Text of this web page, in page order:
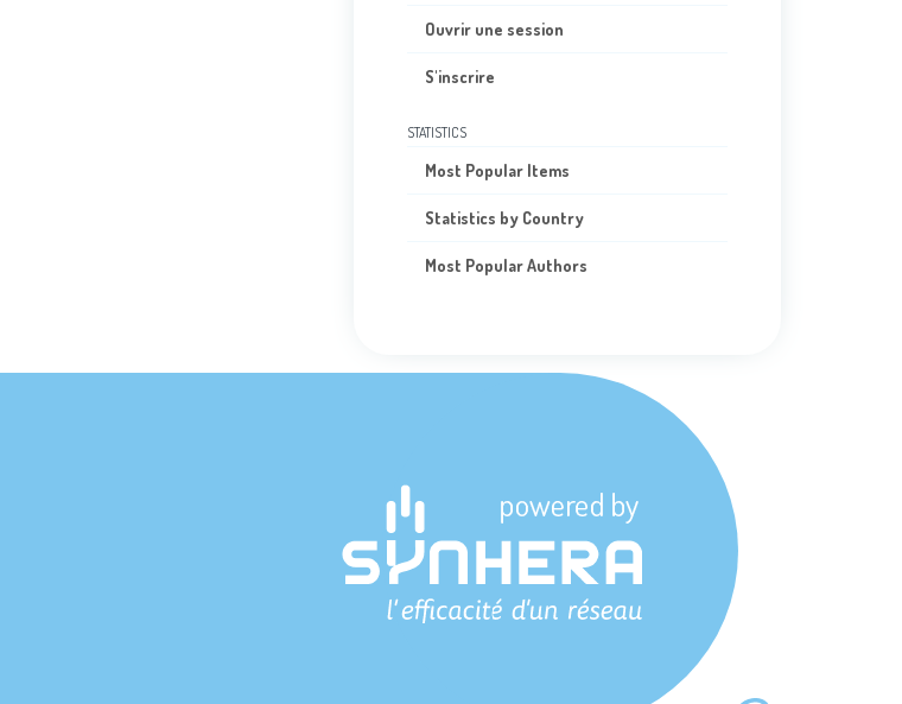
Ouvrir une session
S'inscrire
STATISTICS
Most Popular Items
Statistics by Country
Most Popular Authors